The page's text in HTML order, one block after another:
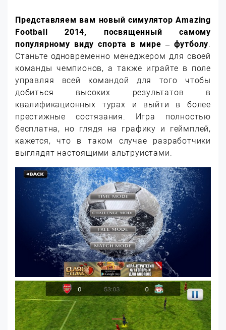
Представляем вам новый симулятор Amazing
Football 2014, посвященный самому
популярному виду спорта в мире – футболу.
Станьте одновременно менеджером для своей
команды чемпионов, а также играйте в поле
управляя всей командой для того чтобы
добиться высоких результатов в
квалификационных турах и выйти в более
престижные состязания. Игра полностью
бесплатна, но глядя на графику и геймплей,
кажется, что в таком случае разработчики
выглядят настоящими альтруистами.